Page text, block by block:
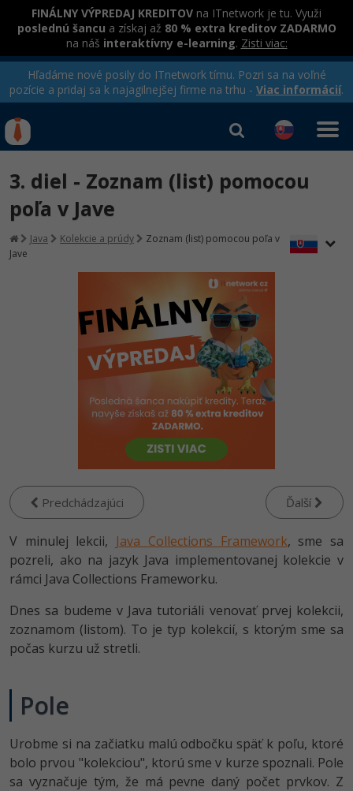
FINÁLNY VÝPREDAJ KREDITOV na ITnetwork je tu. Využi
poslednú šancu a získaj až 80 % extra kreditov ZADARMO
na náš interaktívny e-learning. Zisti viac:
Hľadáme nové posily do ITnetwork tímu. Pozri sa na voľné
pozície a pridaj sa k najagilnejšej firme na trhu - Viac informácií.
hradené úradom práce
Kurzy programovania
C# .NET -80%
Python -80%
JavaScript -80%
C++
Swift -80%
Kotlin -80%
VB.NET
Algoritmy -41%
Umelá inteligencia -10%
Prihlásiť sa Registrovať
3. diel - Zoznam (list) pomocou
poľa v Jave
Java Kolekcie a prúdy
Zoznam (list) pomocou poľa v
Jave
Predchádzajúci Ďalší
V minulej lekcii, Java Collections Framework, sme sa
pozreli, ako na jazyk Java implementovanej kolekcie v
rámci Java Collections Frameworku.
Dnes sa budeme v Java tutoriáli venovať prvej kolekcii,
zoznamom (listom). To je typ kolekcií, s ktorým sme sa
počas kurzu už stretli.
Pole
Urobme si na začiatku malú odbočku späť k poľu, ktoré
bolo prvou "kolekciou", ktorú sme v kurze spoznali. Pole
sa vyznačuje tým, že má pevne daný počet prvkov. Z